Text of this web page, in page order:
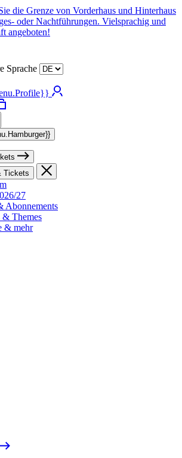
die Grenze von Vorderhaus und Hinterhaus
oder Nachtführungen. Vielsprachig und
angeboten!
Sprache
Tickets
27
Abonnements
& Themes
& mehr